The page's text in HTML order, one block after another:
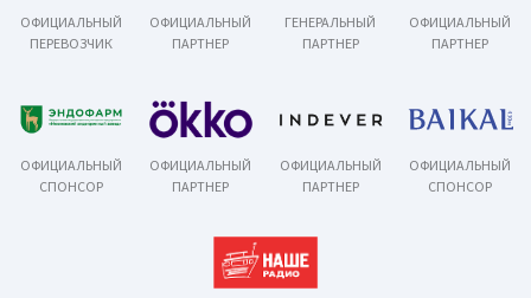
ОФИЦИАЛЬНЫЙ
ПЕРЕВОЗЧИК
ОФИЦИАЛЬНЫЙ
ПАРТНЕР
ГЕНЕРАЛЬНЫЙ
ПАРТНЕР
ОФИЦИАЛЬНЫЙ
ПАРТНЕР
ОФИЦИАЛЬНЫЙ
СПОНСОР
ОФИЦИАЛЬНЫЙ
ПАРТНЕР
ОФИЦИАЛЬНЫЙ
ПАРТНЕР
ОФИЦИАЛЬНЫЙ
СПОНСОР